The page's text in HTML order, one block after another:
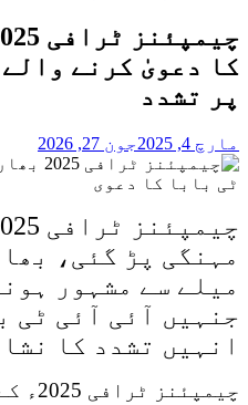
کا دعویٰ کرنے
پر تشدد
مارچ 4, 2025 جون 27, 2026
مہنگی پڑ گئی،
میلے سے مشہور
جنہیں آئی آئی ٹی
انہیں تشدد کا